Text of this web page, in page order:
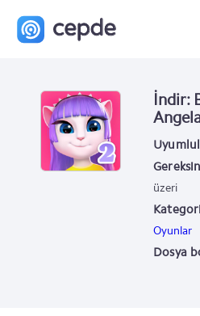
İndir:
üzeri
Oyunlar
Dosya